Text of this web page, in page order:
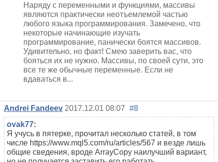
Наряду с переменными и функциями, массивы
являются практически неотъемлемой частью
любого языка программирования. Замечено, что
некоторые начинающие изучать
программирование, панически боятся массивов.
Удивительно, но факт! Смею заверить вас, что
бояться их не нужно. Массивы, по своей сути, это
все те же обычные переменные. Если не
вдаваться в...
Andrei Fandeev 2017.12.01 08:07 #8
ovak77:
Я учусь в пятерке, прочитал несколько статей, в том
числе https://www.mql5.com/ru/articles/567 и везде лишь
общие сведения, вроде ArrayCopy наилучший вариант,